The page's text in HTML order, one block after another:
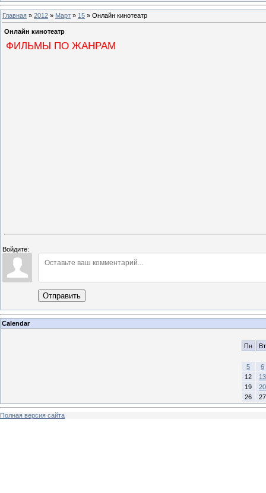
Главная » 2012 » Март » 15 » Онлайн кинотеатр
Онлайн кинотеатр
ФИЛЬМЫ ПО ЖАНРАМ
Войдите:
Отправить
Calendar
Пн Вт
5
6
12
13
19
20
26
27
Полная версия сайта